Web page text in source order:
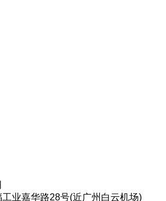
业嘉华路28号(近广州白云机场)